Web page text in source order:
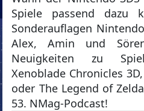
Spiele passend dazu
Sonderauflagen
Alex, Amin und
Neuigkeiten zu
Xenoblade Chronicles
oder The Legend of
53. NMag-Podcast!